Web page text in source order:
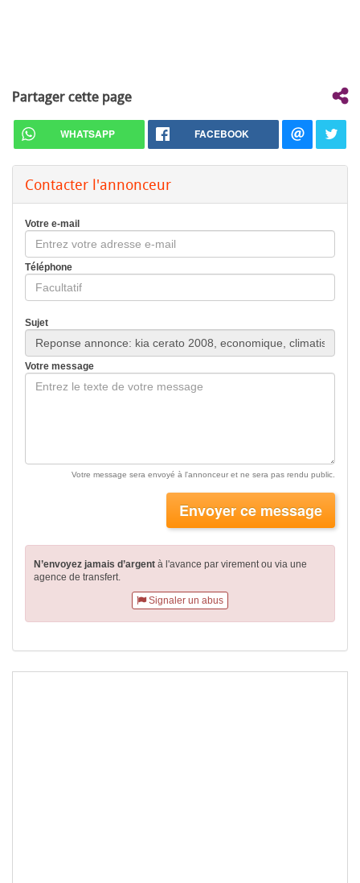
Partager cette page
WHATSAPP FACEBOOK
Contacter l'annonceur
Votre e-mail
Téléphone
Sujet
Votre message
Votre message sera envoyé à l'annonceur et ne sera pas rendu public.
Envoyer ce message
N’envoyez jamais d’argent à l'avance par virementou via une
agence de transfert.
Signaler un abus